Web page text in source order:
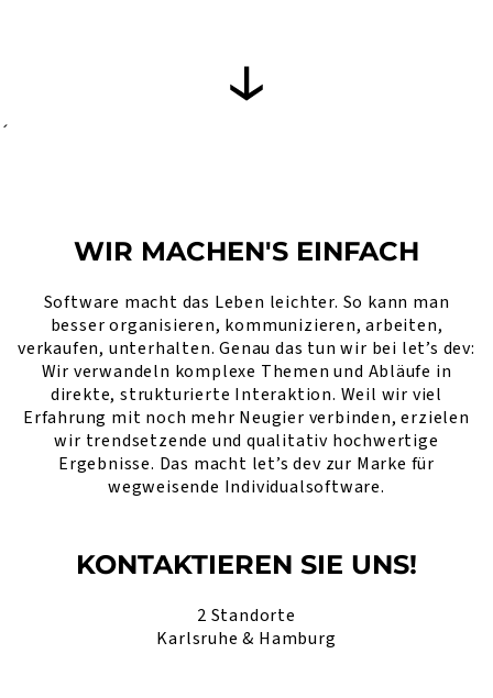
´
WIR MACHEN'S EINFACH
Software macht das Leben leichter. So kann man
besser organisieren, kommunizieren, arbeiten,
verkaufen, unterhalten. Genau das tun wir bei let’s dev:
Wir verwandeln komplexe Themen und Abläufe in
direkte, strukturierte Interaktion. Weil wir viel
Erfahrung mit noch mehr Neugier verbinden, erzielen
wir trendsetzende und qualitativ hochwertige
Ergebnisse. Das macht let’s dev zur Marke für
wegweisende Individualsoftware.
KONTAKTIEREN SIE UNS!
2 Standorte
Karlsruhe & Hamburg